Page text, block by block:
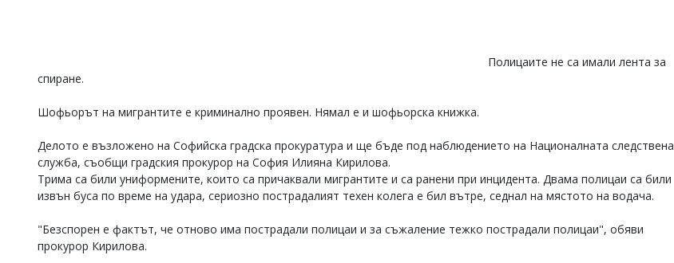
Полицаите не са имали лента за
спиране.
Шофьорът на мигрантите е криминално проявен. Нямал е и шофьорска книжка.
Делото е възложено на Софийска градска прокуратура и ще бъде под наблюдението на Националната следствена
служба, съобщи градския прокурор на София Илияна Кирилова.
Трима са били униформените, които са причаквали мигрантите и са ранени при инцидента. Двама полицаи са били
извън буса по време на удара, сериозно пострадалият техен колега е бил вътре, седнал на мястото на водача.
"Безспорен е фактът, че отново има пострадали полицаи и за съжаление тежко пострадали полицаи", обяви
прокурор Кирилова.